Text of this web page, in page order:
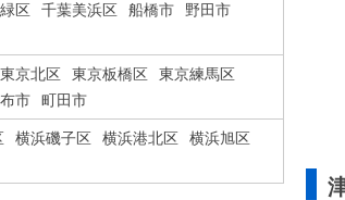
区 千葉美浜区 船橋市
野田市
東京北区 東京板橋区
東京練馬区
市 町田市
横浜磯子区 横浜港北区
横浜旭区